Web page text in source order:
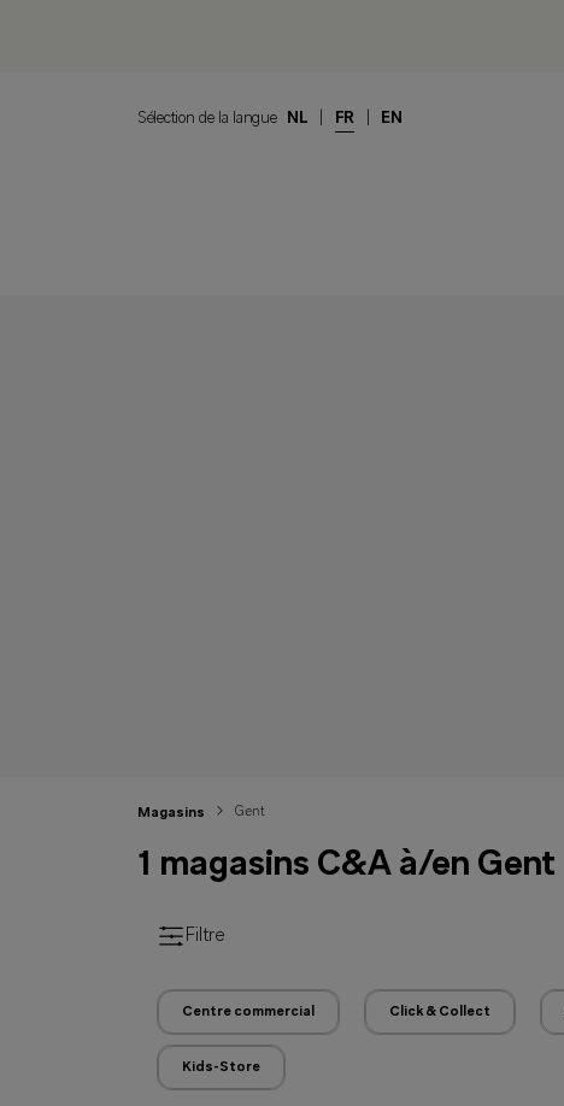
Sélection de la langue NL FR EN
Magasins Gent
1 magasins C&A à/en Gent
Filtre
Centre commercial Click & Collect
Kids-Store